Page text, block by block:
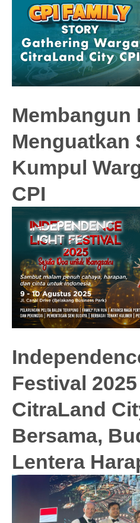
Membangun
Menguatkan
Kumpul
CPI
Festival
CitraLand
Bersama,
Lentera